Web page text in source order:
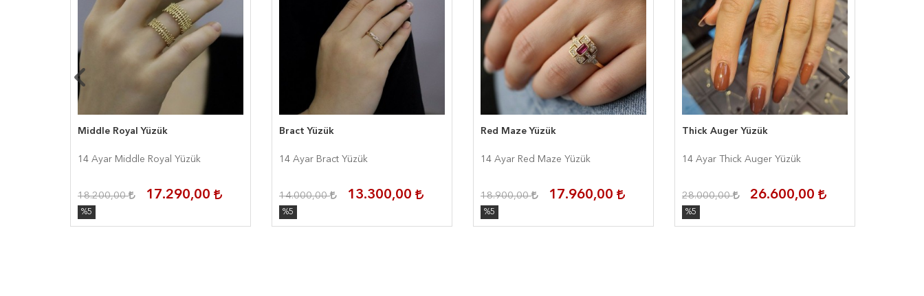
Middle Royal Yüzük
14 Ayar Middle Royal Yüzük
18.200,00 17.290,00
%5
Bract Yüzük
14 Ayar Bract Yüzük
14.000,00 13.300,00
%5
Red Maze Yüzük
14 Ayar Red Maze Yüzük
18.900,00 17.960,00
%5
Thick Auger Yüzük
14 Ayar Thick Auger Yüzük
28.000,00 26.600,00
%5